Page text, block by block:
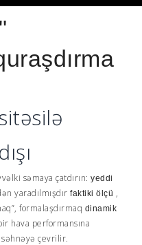
səmaya çatdırın: yeddi
yaradılmışdır faktiki ölçü ,
formalaşdırmaq dinamik
hava performansına
səhnəyə çevrilir.